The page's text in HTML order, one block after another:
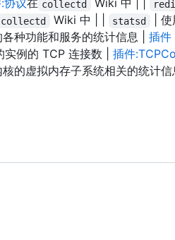
协议在 collectd Wiki 中 | |
collectd Wiki 中 | | statsd
|
种功能和服务的统计信息 | 插件
实例的 TCP 连接数 | 插件
的虚拟内存子系统相关的统计信